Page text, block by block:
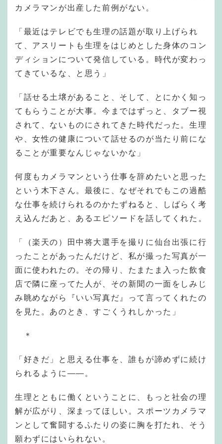
カメラマンが出産した前例がない。
「最近はテレビでも生理の話題が取り上げられ
て、アスリートも生理をはじめとした身体のコン
ディションについて発信している。時代が変わっ
てきているな、と思う」
「話せる土壌があること、そして、とにかく知っ
てもらうことが大事。今まではずっと、タブー視
されて、ないものにされてきた時代だった。生理
や、女性の健康について話せるのが当たり前にな
ることが重要なんじゃないかな」
何度もカメラマンという仕事を辞めたいと思った
という木下さん。最後に、なぜそれでもこの過酷
な仕事を続けられるのかたずねると、しばらく考
え込んだあと、あるエピソードを話してくれた。
「（楽天の）田中将大選手を撮りに仙台出張に行
ったことがあったんだけど、私が撮った写真が一
面に使われたの。その帰り、たまたま入った飲食
店で隣に座ってた人が、その新聞の一面をしみじ
み眺めながら『いい写真だ』って言ってくれたの
を見た。あのとき、すごくうれしかった」
＊
「好きだ」と思える仕事を、誰もが諦めずに続け
られるように——。
生理とともに働くということに、もっと社会の理
解が広がり、深まってほしい。スポーツカメラマ
ンとして奮闘するふたりの姿に胸を打たれ、そう
願わずにはいられない。